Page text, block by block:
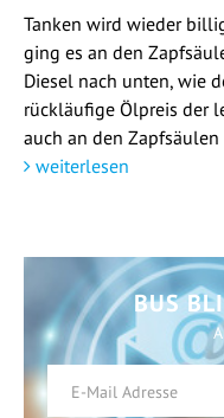
Tanken wird wieder
ging es an den
Diesel nach unten, wie
rückläufige Ölpreis der
auch an den Zapfsäulen
weiterlesen
BUS